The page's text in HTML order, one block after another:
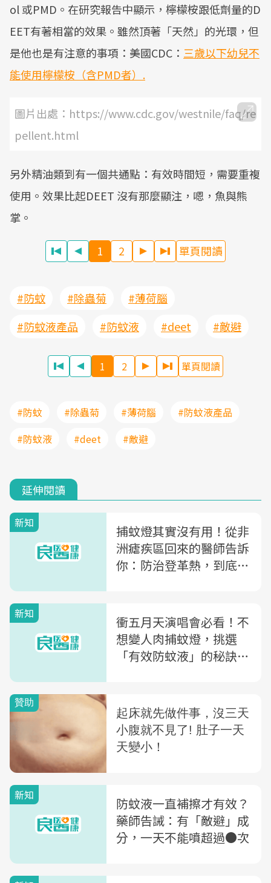
ol 或PMD。在研究報告中顯示，檸檬桉跟低劑量的D
EET有著相當的效果。雖然頂著「天然」的光環，但
是他也是有注意的事項：美國CDC： 三歲以下幼兒不
能使用檸檬桉（含PMD者）.
圖片出處：https://www.cdc.gov/westnile/faq/re
pellent.html
另外精油類到有一個共通點：有效時間短，需要重複
使用。效果比起DEET 沒有那麼顯注，嗯，魚與熊
掌。
1 2 單頁閱讀
#防蚊 #除蟲菊
#薄荷腦
#防蚊液產品
#防蚊液 #deet #敵避
1 2 單頁閱讀
#防蚊 #除蟲菊 #薄荷腦
#防蚊液產品
#防蚊液
#deet #敵避
延伸閱讀
新知
捕蚊燈其實沒有用！從非
洲瘧疾區回來的醫師告訴
你：防治登革熱，到底該
新知
衝五月天演唱會必看！不
想變人肉捕蚊燈，挑選
「有效防蚊液」的秘訣
新知
防蚊液一直補擦才有效？
藥師告誡：有「敵避」成
分，一天不能噴超過●次